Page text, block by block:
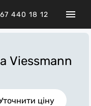
440 18 12
Viessmann
ціну